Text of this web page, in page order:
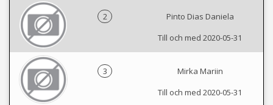
2
Pinto Dias Daniela
Till och med 2020-05-31
3
Mirka Mariin
Till och med 2020-05-31